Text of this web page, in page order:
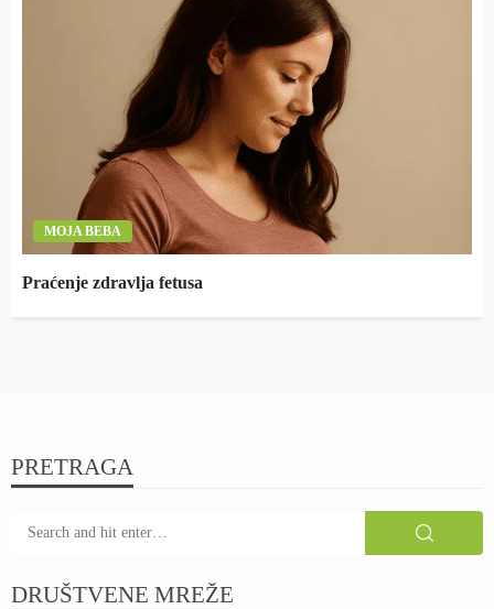
MOJA BEBA
Praćenje zdravlja fetusa
PRETRAGA
DRUŠTVENE MREŽE